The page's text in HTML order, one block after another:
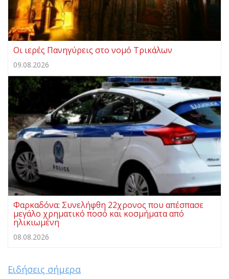
Οι ιερές Πανηγύρεις στο νομό Τρικάλων
09.08.2026
Φαρκαδόνα: Συνελήφθη 22χρονος που απέσπασε
μεγάλο χρηματικό ποσό και κοσμήματα από
ηλικιωμένη
08.08.2026
Ειδήσεις σήμερα